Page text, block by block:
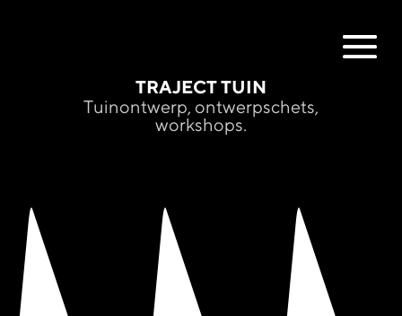
TRAJECT TUIN
Tuinontwerp, ontwerpschets,
workshops.